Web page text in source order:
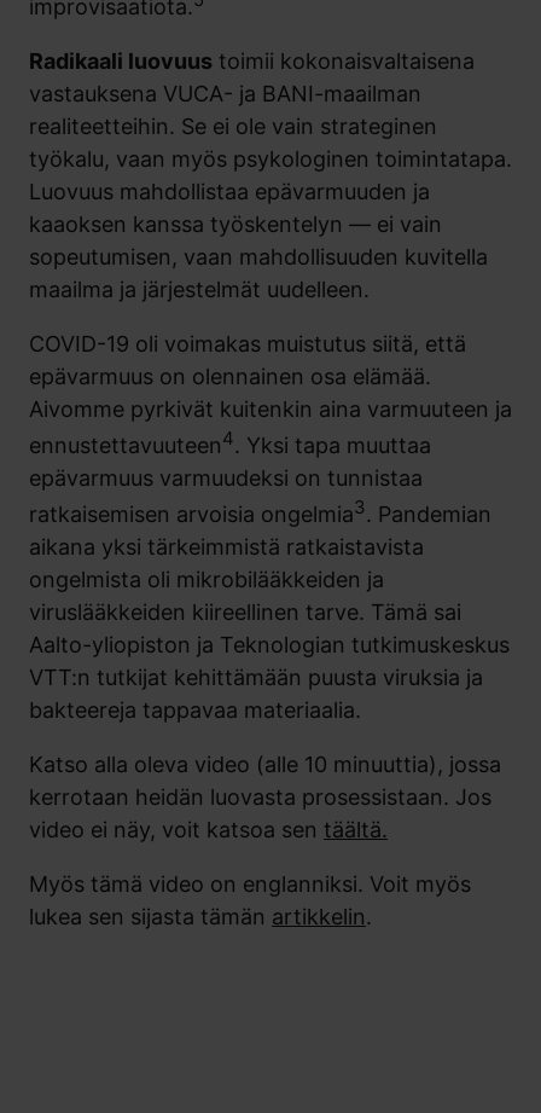
improvisaatiota.
Radikaali luovuus toimii kokonaisvaltaisena
vastauksena VUCA- ja BANI-maailman
realiteetteihin. Se ei ole vain strateginen
työkalu, vaan myös psykologinen toimintatapa.
Luovuus mahdollistaa epävarmuuden ja
kaaoksen kanssa työskentelyn — ei vain
sopeutumisen, vaan mahdollisuuden kuvitella
maailma ja järjestelmät uudelleen.
COVID-19 oli voimakas muistutus siitä, että
epävarmuus on olennainen osa elämää.
Aivomme pyrkivät kuitenkin aina varmuuteen ja
ennustettavuuteen4. Yksi tapa muuttaa
epävarmuus varmuudeksi on tunnistaa
ratkaisemisen arvoisia ongelmia3. Pandemian
aikana yksi tärkeimmistä ratkaistavista
ongelmista oli mikrobilääkkeiden ja
viruslääkkeiden kiireellinen tarve. Tämä sai
Aalto-yliopiston ja Teknologian tutkimuskeskus
VTT:n tutkijat kehittämään puusta viruksia ja
bakteereja tappavaa materiaalia.
Katso alla oleva video (alle 10 minuuttia), jossa
kerrotaan heidän luovasta prosessistaan. Jos
video ei näy, voit katsoa sen täältä.
Myös tämä video on englanniksi. Voit myös
lukea sen sijasta tämän artikkelin.